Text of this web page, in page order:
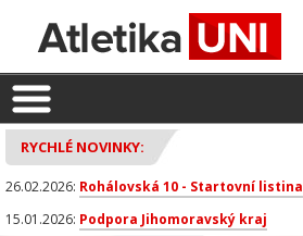
RYCHLÉ NOVINKY:
26.02.2026: Rohálovská 10 - Startovní listina
15.01.2026: Podpora Jihomoravský kraj